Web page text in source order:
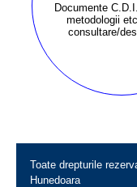
Documente
metodologii
consultare/
Toate drepturile
Hunedoara